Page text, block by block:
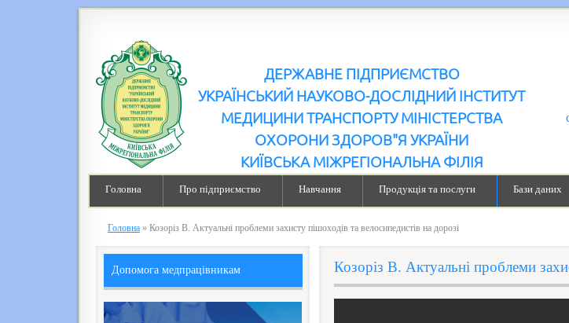
ДЕРЖАВНЕ ПІДПРИЄМСТВО
УКРАЇНСЬКИЙ НАУКОВО-ДОСЛІДНИЙ ІНСТИТУТ
МЕДИЦИНИ ТРАНСПОРТУ МІНІСТЕРСТВА
ОХОРОНИ ЗДОРОВ"Я УКРАЇНИ
КИЇВСЬКА МІЖРЕГІОНАЛЬНА ФІЛІЯ
служба
Головна Про підприємство Навчання Продукція та послуги Бази даних
Головна » Козоріз В. Актуальні проблеми захисту пішоходів та велосипедистів на дорозі
Козоріз В. Актуальні проблеми
Допомога медпрацівникам